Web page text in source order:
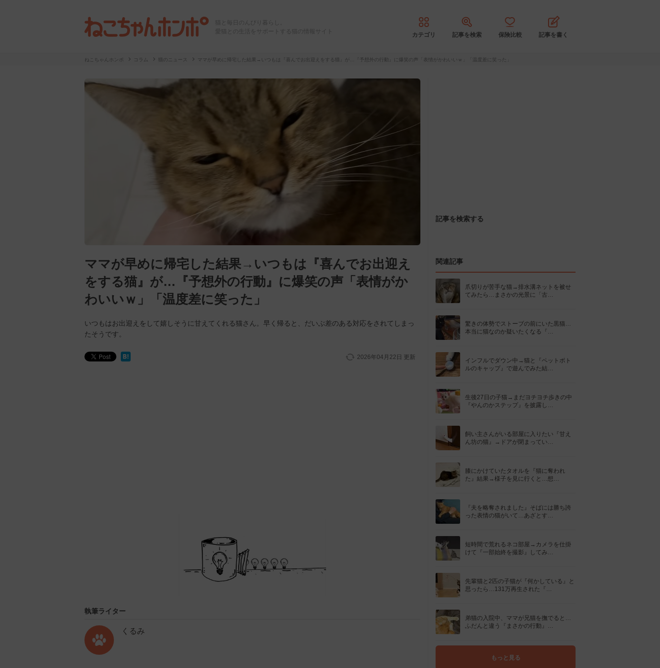
猫と毎日のんびり暮らし。
愛猫との生活をサポートする猫の情報サイト
カテゴリ 記事を検索 保険比較 記事を書く
ねこちゃんホンポ コラム 猫のニュース ママが早めに帰宅した結果→いつもは『喜んでお出迎えをする猫』が…『予想外の行動』に爆笑の声「表情がかわいいｗ」「温度差に笑った」
ママが早めに帰宅した結果→いつもは『喜んでお出迎え
をする猫』が…『予想外の行動』に爆笑の声「表情がか
わいいｗ」「温度差に笑った」
いつもはお出迎えをして嬉しそうに甘えてくれる猫さん。早く帰ると、だいぶ差のある対応をされてしまっ
たそうです。
2026年04月22日 更新
執筆ライター
くるみ
記事を検索する
関連記事
爪切りが苦手な猫→排水溝ネットを被せ
てみたら…まさかの光景に「古…
驚きの体勢でストーブの前にいた黒猫…
本当に猫なのか疑いたくなる『…
インフルでダウン中→猫と『ペットボト
ルのキャップ』で遊んでみた結…
生後27日の子猫→まだヨチヨチ歩きの中
『やんのかステップ』を披露し…
飼い主さんがいる部屋に入りたい『甘え
ん坊の猫』→ドアが閉まってい…
膝にかけていたタオルを『猫に奪われ
た』結果→様子を見に行くと…想…
『夫を略奪されました』そばには勝ち誇
った表情の猫がいて…あざとす…
短時間で荒れるネコ部屋→カメラを仕掛
けて『一部始終を撮影』してみ…
先輩猫と2匹の子猫が『何かしている』と
思ったら…131万再生された『…
弟猫の入院中、ママが兄猫を撫でると…
ふだんと違う『まさかの行動』…
もっと見る